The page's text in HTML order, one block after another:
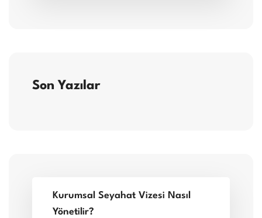
Son Yazılar
Kurumsal Seyahat Vizesi Nasıl
Yönetilir?